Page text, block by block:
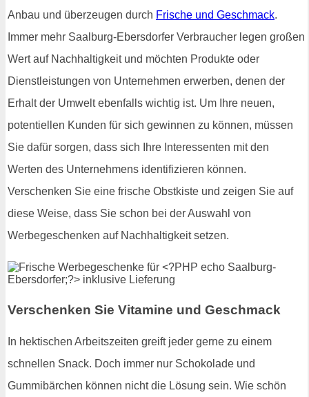
Anbau und überzeugen durch Frische und Geschmack.
Immer mehr Saalburg-Ebersdorfer Verbraucher legen großen
Wert auf Nachhaltigkeit und möchten Produkte oder
Dienstleistungen von Unternehmen erwerben, denen der
Erhalt der Umwelt ebenfalls wichtig ist. Um Ihre neuen,
potentiellen Kunden für sich gewinnen zu können, müssen
Sie dafür sorgen, dass sich Ihre Interessenten mit den
Werten des Unternehmens identifizieren können.
Verschenken Sie eine frische Obstkiste und zeigen Sie auf
diese Weise, dass Sie schon bei der Auswahl von
Werbegeschenken auf Nachhaltigkeit setzen.
Verschenken Sie Vitamine und Geschmack
In hektischen Arbeitszeiten greift jeder gerne zu einem
schnellen Snack. Doch immer nur Schokolade und
Gummibärchen können nicht die Lösung sein. Wie schön